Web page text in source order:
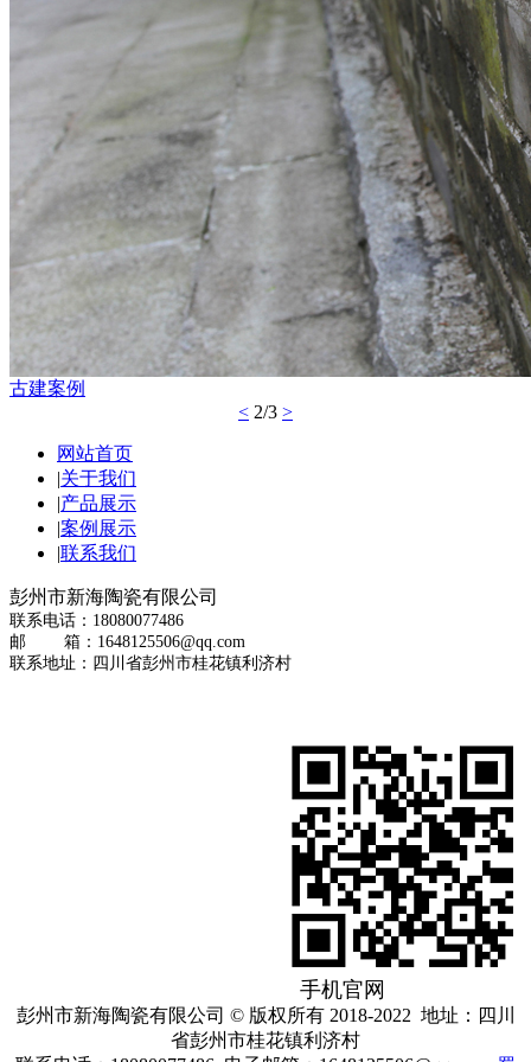
古建案例
< 2/3 >
网站首页
|关于我们
|产品展示
|案例展示
|联系我们
彭州市新海陶瓷有限公司
联系电话：18080077486
邮 箱：1648125506@qq.com
联系地址：四川省彭州市桂花镇利济村
手机官网
彭州市新海陶瓷有限公司 © 版权所有 2018-2022 地址：四川
省彭州市桂花镇利济村